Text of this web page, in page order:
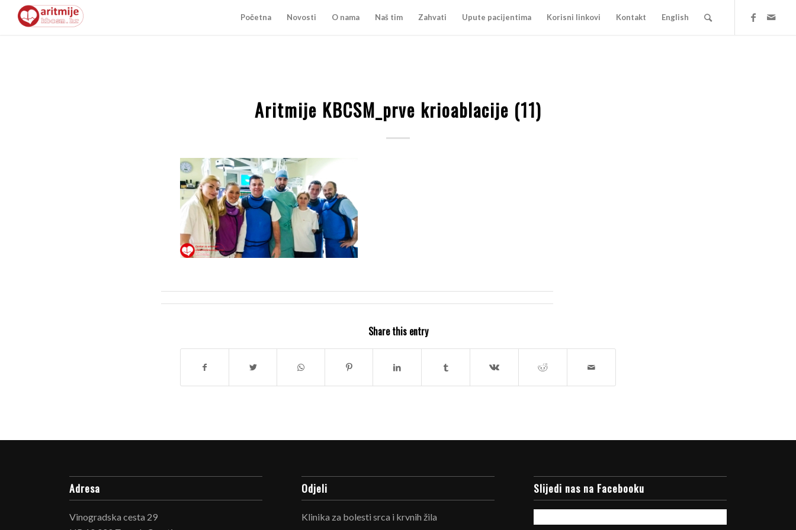
Početna Novosti O nama Naš tim Zahvati Upute pacijentima Korisni linkovi Kontakt English
Aritmije KBCSM_prve krioablacije (11)
Share this entry
Adresa
Vinogradska cesta 29
Odjeli
Klinika za bolesti srca i krvnih žila
Slijedi nas na Facebooku